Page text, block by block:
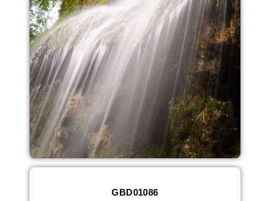
GBD01086